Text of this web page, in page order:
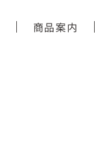
商品案内